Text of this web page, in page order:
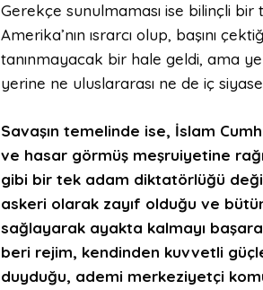
Gerekçe sunulmaması ise bilinçli bir
Amerika’nın ısrarcı olup, başını
tanınmayacak bir hale geldi, ama
yerine ne uluslararası ne de iç
Savaşın temelinde ise, İslam
ve hasar görmüş meşruiyetine
gibi bir tek adam diktatörlüğü değil.
askeri olarak zayıf olduğu ve
sağlayarak ayakta kalmayı
beri rejim, kendinden kuvvetli
duyduğu, ademi merkeziyetçi